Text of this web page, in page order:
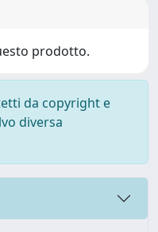
prodotto.
da copyright e
diversa